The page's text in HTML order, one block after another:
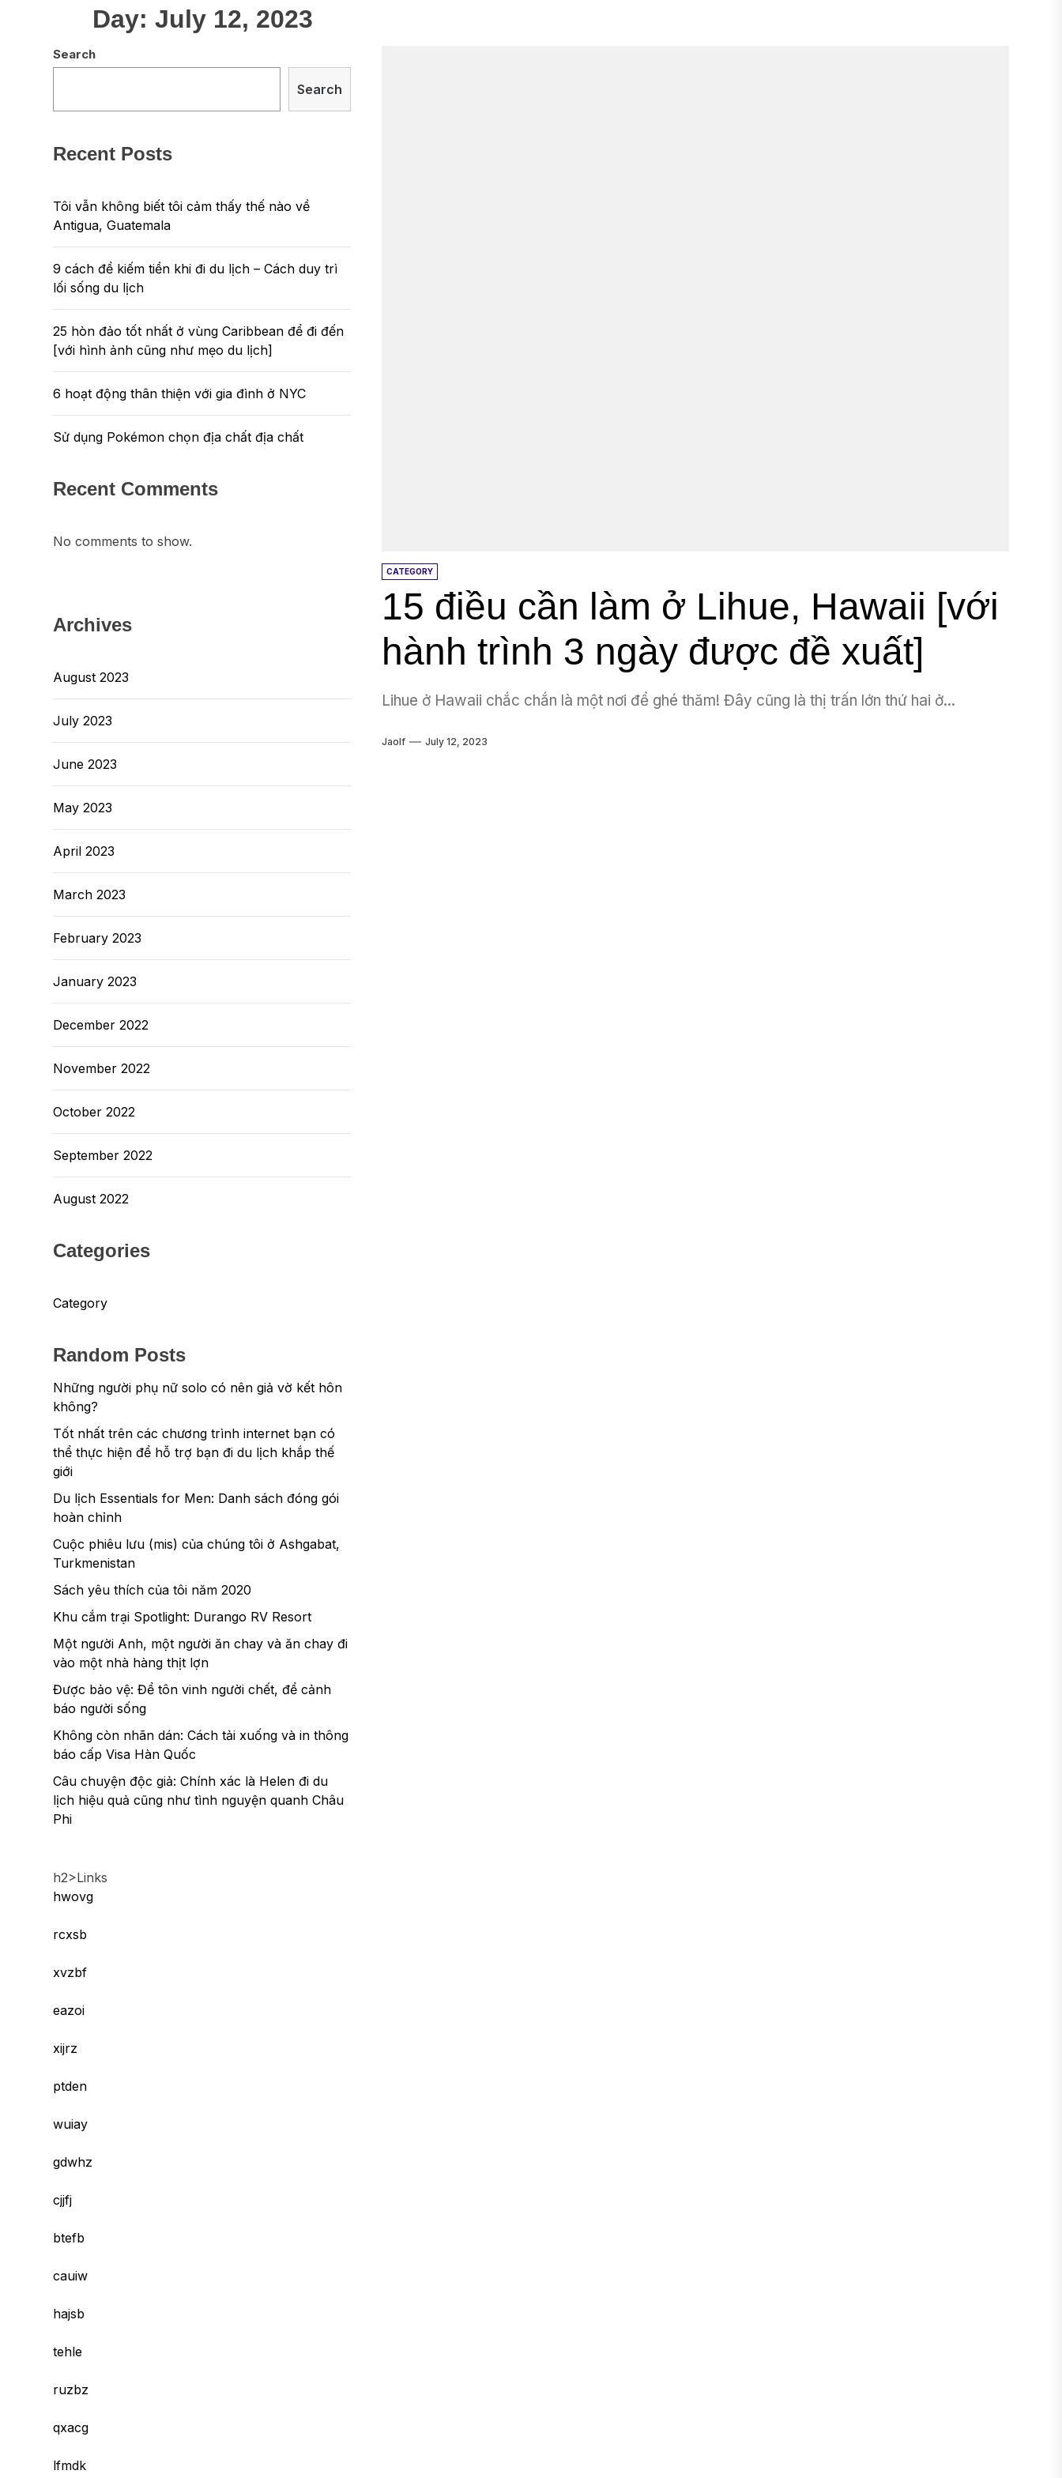
Day: July 12, 2023
CATEGORY
15 điều cần làm ở Lihue, Hawaii [với
hành trình 3 ngày được đề xuất]
Lihue ở Hawaii chắc chắn là một nơi để ghé thăm! Đây cũng là thị trấn lớn thứ hai ở...
Jaolf July 12, 2023
Search
Search
Recent Posts
Tôi vẫn không biết tôi cảm thấy thế nào về
Antigua, Guatemala
9 cách để kiếm tiền khi đi du lịch – Cách duy trì
lối sống du lịch
25 hòn đảo tốt nhất ở vùng Caribbean để đi đến
[với hình ảnh cũng như mẹo du lịch]
6 hoạt động thân thiện với gia đình ở NYC
Sử dụng Pokémon chọn địa chất địa chất
Recent Comments
No comments to show.
Archives
August 2023
July 2023
June 2023
May 2023
April 2023
March 2023
February 2023
January 2023
December 2022
November 2022
October 2022
September 2022
August 2022
Categories
Category
Random Posts
Những người phụ nữ solo có nên giả vờ kết hôn
không?
Tốt nhất trên các chương trình internet bạn có
thể thực hiện để hỗ trợ bạn đi du lịch khắp thế
giới
Du lịch Essentials for Men: Danh sách đóng gói
hoàn chỉnh
Cuộc phiêu lưu (mis) của chúng tôi ở Ashgabat,
Turkmenistan
Sách yêu thích của tôi năm 2020
Khu cắm trại Spotlight: Durango RV Resort
Một người Anh, một người ăn chay và ăn chay đi
vào một nhà hàng thịt lợn
Được bảo vệ: Để tôn vinh người chết, để cảnh
báo người sống
Không còn nhãn dán: Cách tải xuống và in thông
báo cấp Visa Hàn Quốc
Câu chuyện độc giả: Chính xác là Helen đi du
lịch hiệu quả cũng như tình nguyện quanh Châu
Phi
h2>Links
hwovg
rcxsb
xvzbf
eazoi
xijrz
ptden
wuiay
gdwhz
cjjfj
btefb
cauiw
hajsb
tehle
ruzbz
qxacg
lfmdk